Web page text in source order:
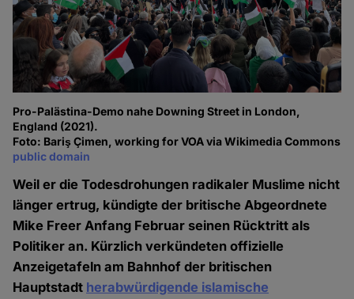
Pro-Palästina-Demo nahe Downing Street in London,
England (2021).
Foto: Bariş Çimen, working for VOA via Wikimedia Commons
public domain
Weil er die Todesdrohungen radikaler Muslime nicht
länger ertrug, kündigte der britische Abgeordnete
Mike Freer Anfang Februar seinen Rücktritt als
Politiker an. Kürzlich verkündeten offizielle
Anzeigetafeln am Bahnhof der britischen
Hauptstadt herabwürdigende islamische